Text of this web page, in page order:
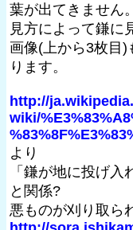
葉が出てきません。
見方によって鎌に
画像(上から3枚目)
ります。
http://
wiki/
より
「鎌が地に投げ入
と関係?
悪ものが刈り取ら